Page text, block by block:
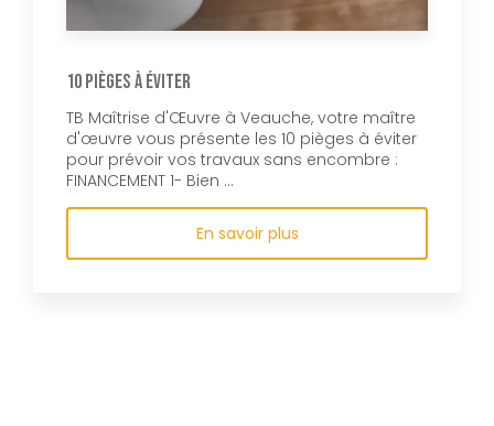
10 pièges à éviter
TB Maîtrise d'Œuvre à Veauche, votre maître
d'œuvre vous présente les 10 pièges à éviter
pour prévoir vos travaux sans encombre :
FINANCEMENT 1- Bien ...
En savoir plus